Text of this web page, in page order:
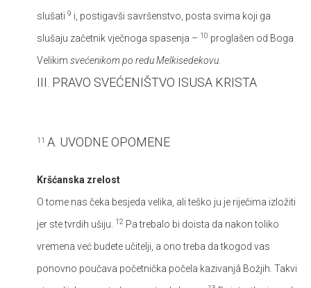
slušati 9 i, postigavši savršenstvo, posta svima koji ga
slušaju začetnik vječnoga spasenja – 10 proglašen od Boga
Velikim svećenikom po redu Melkisedekovu.
III. PRAVO SVEĆENIŠTVO ISUSA KRISTA
11 A. UVODNE OPOMENE
Kršćanska zrelost
O tome nas čeka besjeda velika, ali teško ju je riječima izložiti
jer ste tvrdih ušiju.
12 Pa trebalo bi doista da nakon toliko
vremena već budete učitelji, a ono treba da tkogod vas
ponovno poučava početnička počela kazivanjâ Božjih. Takvi